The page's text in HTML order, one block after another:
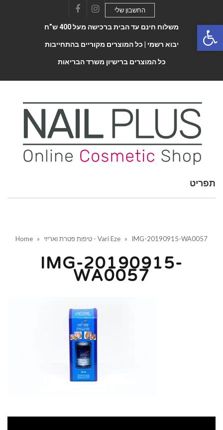
FacebookInstagram
החשבון שלי
משלוח חינם עד הבית ברכישה מעל 400 ש”ח
יבוא רשמי | כל המוצרים מקוריים בהתחייבות
כל המוצרים ברישיון משרד הבריאות
Toggle
תפריט
Home » טיפות פטרת ואריזי - Vari Eze » IMG-20190915-WA0057
IMG-20190915-
WA0057